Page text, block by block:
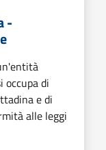
-
di
e di
alle leggi